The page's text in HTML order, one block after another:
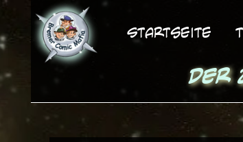
Startseite
Der